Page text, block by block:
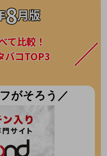
8月版
て比較！
バコTOP3
がそろう／